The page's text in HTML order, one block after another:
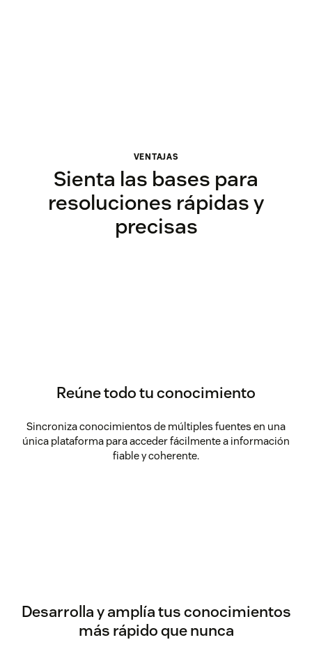
VENTAJAS
Sienta las bases para
resoluciones rápidas y
precisas
Reúne todo tu conocimiento
Sincroniza conocimientos de múltiples fuentes en una
única plataforma para acceder fácilmente a información
fiable y coherente.
Desarrolla y amplía tus conocimientos
más rápido que nunca